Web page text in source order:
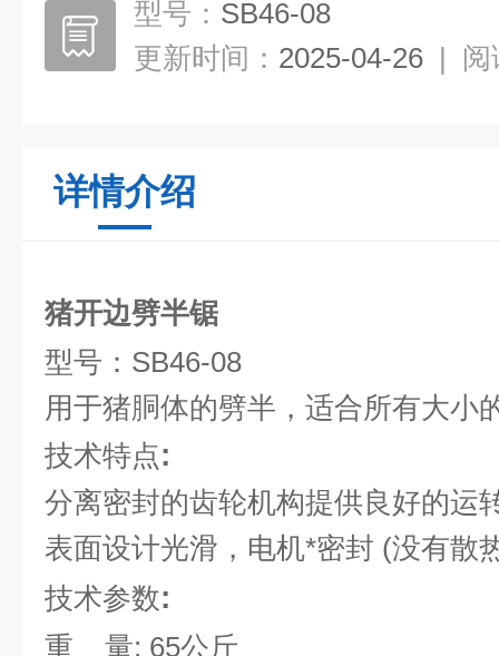
型号： SB46-08
更新时间： 2025-04-26 | 阅
详情介绍
猪开边劈半锯
型号： SB46-08
用于猪胴体的劈半，适合所有大小
技术特点:
分离密封的齿轮机构提供良好的运
表面设计光滑，电机*密封 (没有散
技术参数:
重 量: 65公斤